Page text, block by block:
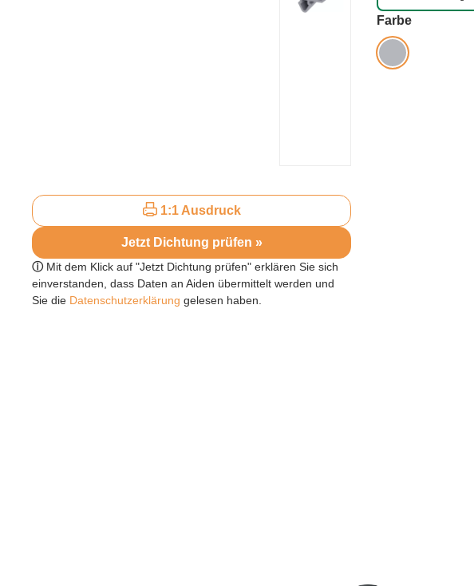
1:1 Ausdruck
Jetzt Dichtung prüfen »
ⓘ Mit dem Klick auf "Jetzt Dichtung prüfen" erklären Sie sich
einverstanden, dass Daten an Aiden übermittelt werden und
Sie die Datenschutzerklärung gelesen haben.
Farbeauswählen